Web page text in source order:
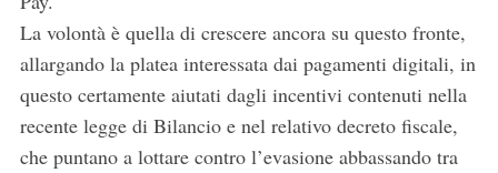
La volontà è quella di crescere ancora su questo fronte,
allargando la platea interessata dai pagamenti digitali, in
questo certamente aiutati dagli incentivi contenuti nella
recente legge di Bilancio e nel relativo decreto fiscale,
che puntano a lottare contro l’evasione abbassando tra